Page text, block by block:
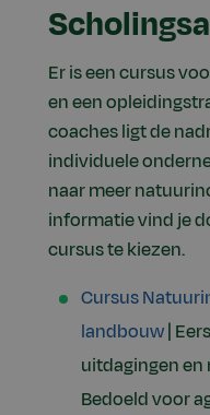
Er is een cursus
en een
coaches ligt de
individuele
naar meer
informatie vind je
cursus te kiezen.
Cursus
landbouw|
uitdagingen en
Bedoeld voor